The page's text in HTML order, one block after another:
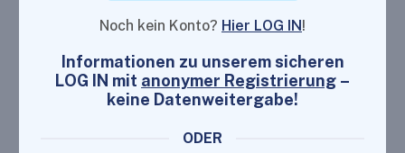
Noch kein Konto? Hier LOG IN!
Informationen zu unserem sicheren
LOG IN mit anonymer Registrierung –
keine Datenweitergabe!
ODER